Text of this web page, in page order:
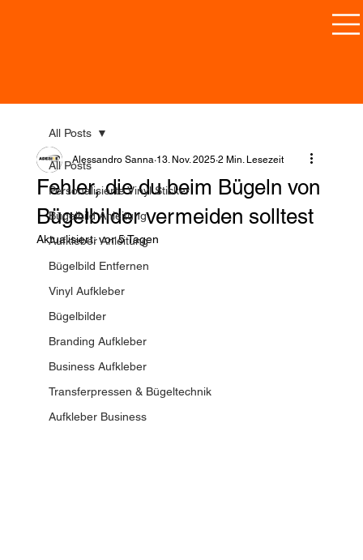
All Posts
Personalisierte Vinyl Sticker
Bügelbild Anleitung
Aufkleber Anleitung
Bügelbild Entfernen
Vinyl Aufkleber
Bügelbilder
Branding Aufkleber
Business Aufkleber
Transferpressen & Bügeltechnik
Aufkleber Business
All Posts
Fehler, die du beim Bügeln von
Bügelbilder vermeiden solltest
Alessandro Sanna 13. Nov. 2025 2 Min. Lesezeit
Aktualisiert:vor 5 Tagen